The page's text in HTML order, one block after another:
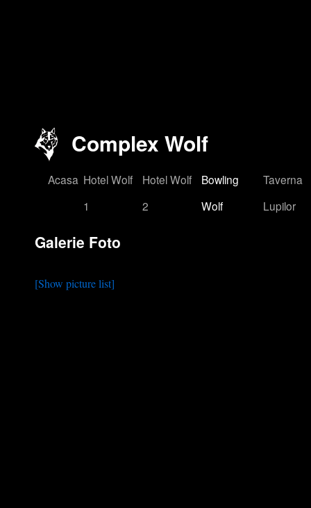
Complex Wolf
Acasa Hotel Wolf
1
Hotel Wolf
2
Bowling
Wolf
Taverna
Lupilor
Galerie Foto
[Show picture list]